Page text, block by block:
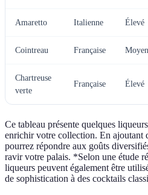
Amaretto Italienne Élevé
Cointreau Française Moyen
Chartreuse
verte
Française Élevé
Ce tableau présente quelques
enrichir votre collection. En ajoutant
pourrez répondre aux goûts
ravir votre palais. *Selon une étude
liqueurs peuvent également être
de sophistication à des cocktails